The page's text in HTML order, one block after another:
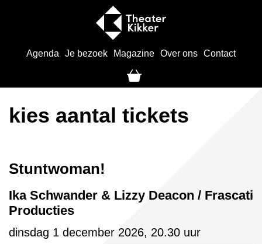
Agenda Je bezoek Magazine Over ons Contact
kies aantal tickets
Stuntwoman!
Ika Schwander & Lizzy Deacon / Frascati
Producties
dinsdag 1 december 2026, 20.30 uur